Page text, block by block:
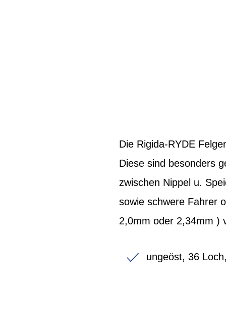
Die Rigida-RYDE
Diese sind besonders
zwischen Nippel u.
sowie schwere Fahrer
2,0mm oder 2,34mm )
ungeöst, 36